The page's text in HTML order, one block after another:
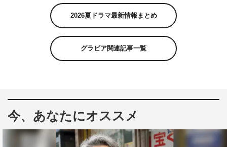
2026夏ドラマ最新情報まとめ
グラビア関連記事一覧
今、あなたにオススメ